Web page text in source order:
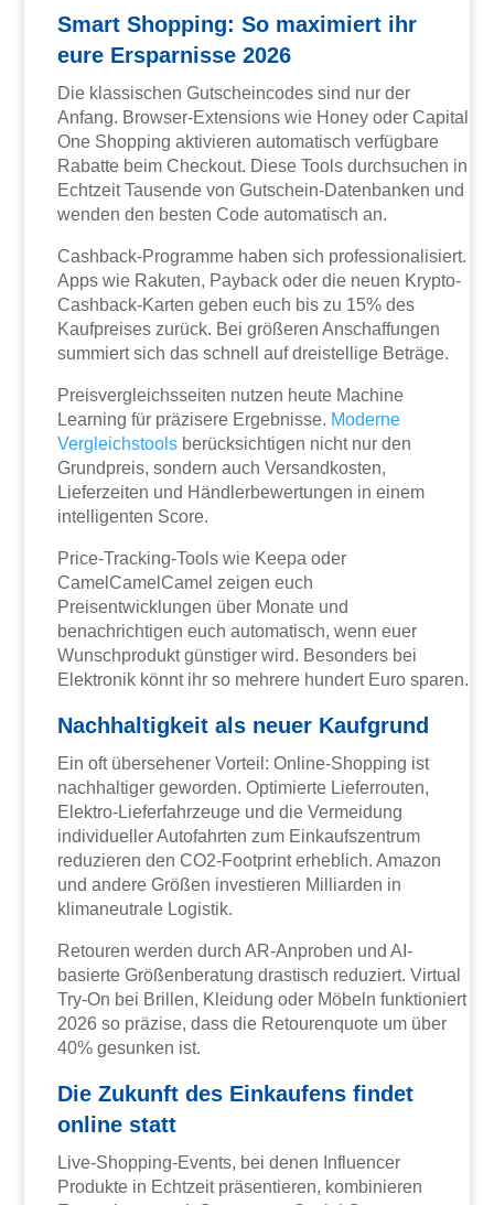
Smart Shopping: So maximiert ihr
eure Ersparnisse 2026
Die klassischen Gutscheincodes sind nur der
Anfang. Browser-Extensions wie Honey oder Capital
One Shopping aktivieren automatisch verfügbare
Rabatte beim Checkout. Diese Tools durchsuchen in
Echtzeit Tausende von Gutschein-Datenbanken und
wenden den besten Code automatisch an.
Cashback-Programme haben sich professionalisiert.
Apps wie Rakuten, Payback oder die neuen Krypto-
Cashback-Karten geben euch bis zu 15% des
Kaufpreises zurück. Bei größeren Anschaffungen
summiert sich das schnell auf dreistellige Beträge.
Preisvergleichsseiten nutzen heute Machine
Learning für präzisere Ergebnisse. Moderne
Vergleichstools berücksichtigen nicht nur den
Grundpreis, sondern auch Versandkosten,
Lieferzeiten und Händlerbewertungen in einem
intelligenten Score.
Price-Tracking-Tools wie Keepa oder
CamelCamelCamel zeigen euch
Preisentwicklungen über Monate und
benachrichtigen euch automatisch, wenn euer
Wunschprodukt günstiger wird. Besonders bei
Elektronik könnt ihr so mehrere hundert Euro sparen.
Nachhaltigkeit als neuer Kaufgrund
Ein oft übersehener Vorteil: Online-Shopping ist
nachhaltiger geworden. Optimierte Lieferrouten,
Elektro-Lieferfahrzeuge und die Vermeidung
individueller Autofahrten zum Einkaufszentrum
reduzieren den CO2-Footprint erheblich. Amazon
und andere Größen investieren Milliarden in
klimaneutrale Logistik.
Retouren werden durch AR-Anproben und AI-
basierte Größenberatung drastisch reduziert. Virtual
Try-On bei Brillen, Kleidung oder Möbeln funktioniert
2026 so präzise, dass die Retourenquote um über
40% gesunken ist.
Die Zukunft des Einkaufens findet
online statt
Live-Shopping-Events, bei denen Influencer
Produkte in Echtzeit präsentieren, kombinieren